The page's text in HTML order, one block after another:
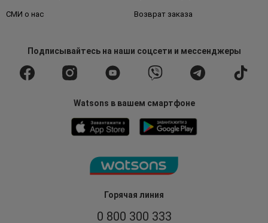
Горячая линия
0 800 300 333
СМИ о нас Возврат заказа
Подписывайтесьна наши соцсети и мессенджеры
Watsons в вашем смартфоне